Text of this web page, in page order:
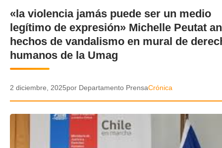
DEPORTES
ENTRETENIMIENTO Y CULTURA
POLICIAL
VIDEOS
✕
«la violencia jamás puede ser un medio
legítimo de expresión» Michelle Peutat
hechos de vandalismo en mural de
humanos de la Umag
2 diciembre, 2025por Departamento PrensaCrónica